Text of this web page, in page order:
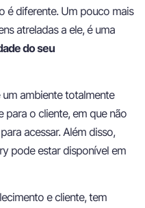
é diferente. Um pouco mais
atreladas a ele, é uma
do seu
um ambiente totalmente
o cliente, em que não
acessar. Além disso,
pode estar disponível em
e cliente, tem